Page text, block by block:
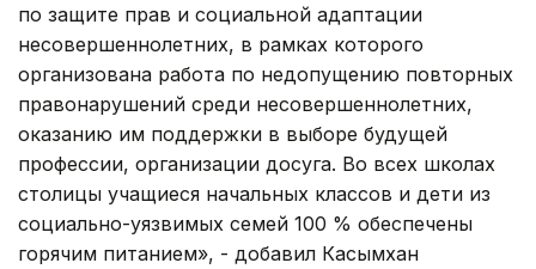
по защите прав и социальной адаптации
несовершеннолетних, в рамках которого
организована работа по недопущению повторных
правонарушений среди несовершеннолетних,
оказанию им поддержки в выборе будущей
профессии, организации досуга. Во всех школах
столицы учащиеся начальных классов и дети из
социально-уязвимых семей 100 % обеспечены
горячим питанием», - добавил Касымхан